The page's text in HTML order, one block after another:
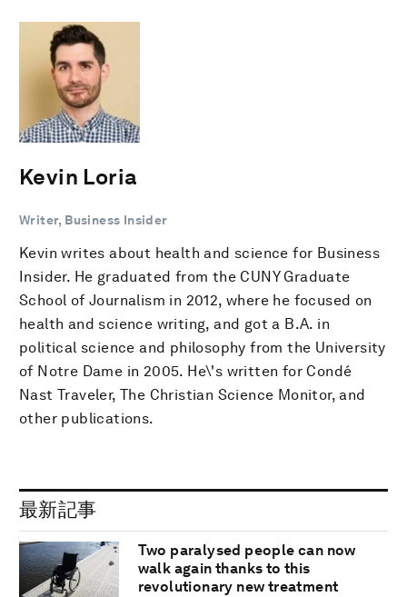
Kevin Loria
Writer, Business Insider
Kevin writes about health and science for Business
Insider. He graduated from the CUNY Graduate
School of Journalism in 2012, where he focused on
health and science writing, and got a B.A. in
political science and philosophy from the University
of Notre Dame in 2005. He\'s written for Condé
Nast Traveler, The Christian Science Monitor, and
other publications.
最新記事
Two paralysed people can now
walk again thanks to this
revolutionary new treatment